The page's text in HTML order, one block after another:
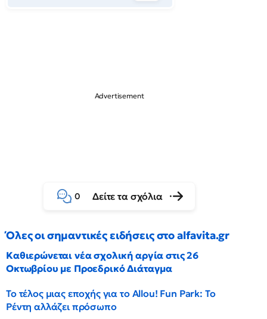
0 Δείτε τα σχόλια
Όλες οι σημαντικές ειδήσεις στο alfavita.gr
Καθιερώνεται νέα σχολική αργία στις 26
Οκτωβρίου με Προεδρικό Διάταγμα
Το τέλος μιας εποχής για το Allou! Fun Park: Το
Ρέντη αλλάζει πρόσωπο